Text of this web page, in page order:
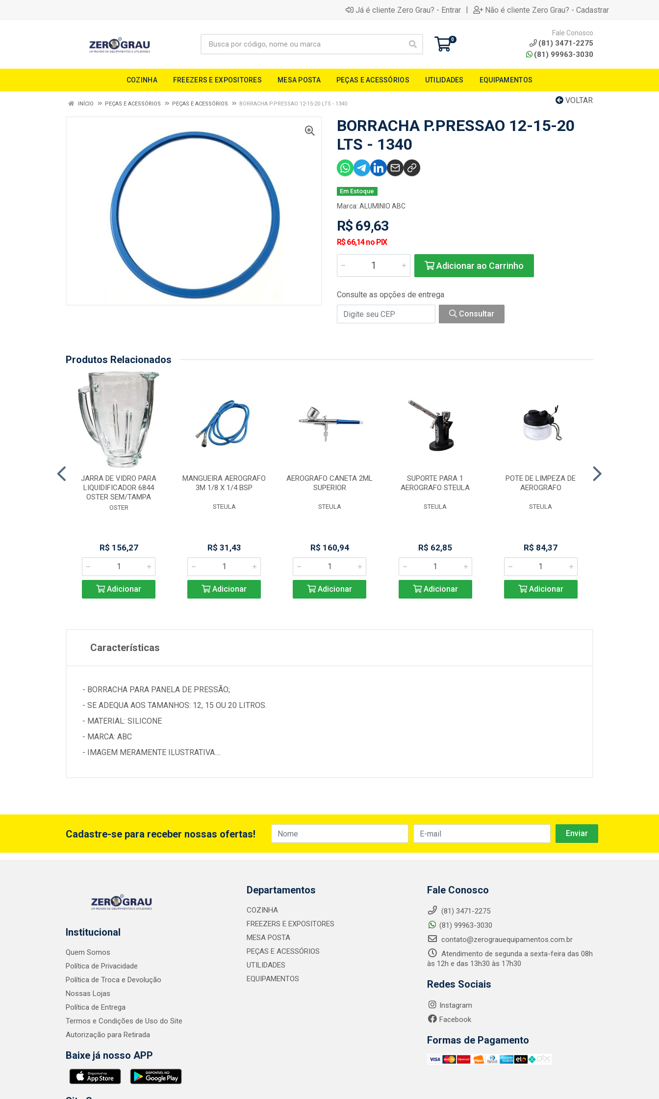
Já é cliente Zero Grau? - Entrar | Não é cliente Zero Grau? - Cadastrar
0
Fale Conosco
(81) 3471-2275
(81) 99963-3030
COZINHA FREEZERS E EXPOSITORES MESA POSTA PEÇAS E ACESSÓRIOS UTILIDADES EQUIPAMENTOS
VOLTAR
INÍCIO PEÇAS E ACESSÓRIOS PEÇAS E ACESSÓRIOS BORRACHA P.PRESSAO 12-15-20 LTS - 1340
BORRACHA P.PRESSAO 12-15-20
LTS - 1340
Em Estoque
Marca: ALUMINIO ABC
R$ 69,63
R$ 66,14 no PIX
Adicionar ao Carrinho
Consulte as opções de entrega
Consultar
Produtos Relacionados
JARRA DE VIDRO PARA
LIQUIDIFICADOR 6844
OSTER SEM/TAMPA
OSTER
R$ 156,27
Adicionar
MANGUEIRA AEROGRAFO
3M 1/8 X 1/4 BSP
STEULA
R$ 31,43
Adicionar
AEROGRAFO CANETA 2ML
SUPERIOR
STEULA
R$ 160,94
Adicionar
SUPORTE PARA 1
AEROGRAFO STEULA
STEULA
R$ 62,85
Adicionar
POTE DE LIMPEZA DE
AEROGRAFO
STEULA
R$ 84,37
Adicionar
Características
- BORRACHA PARA PANELA DE PRESSÃO;
- SE ADEQUA AOS TAMANHOS: 12, 15 OU 20 LITROS.
- MATERIAL: SILICONE
- MARCA: ABC
- IMAGEM MERAMENTE ILUSTRATIVA....
Cadastre-se para receber nossas ofertas!
Institucional
Quem Somos
Política de Privacidade
Política de Troca e Devolução
Nossas Lojas
Política de Entrega
Termos e Condições de Uso do Site
Autorização para Retirada
Baixe já nosso APP
Departamentos
COZINHA
FREEZERS E EXPOSITORES
MESA POSTA
PEÇAS E ACESSÓRIOS
UTILIDADES
EQUIPAMENTOS
Fale Conosco
(81) 3471-2275
(81) 99963-3030
contato@zerograuequipamentos.com.br
Atendimento de segunda a sexta-feira das 08h
às 12h e das 13h30 às 17h30
Redes Sociais
Instagram
Facebook
Formas de Pagamento